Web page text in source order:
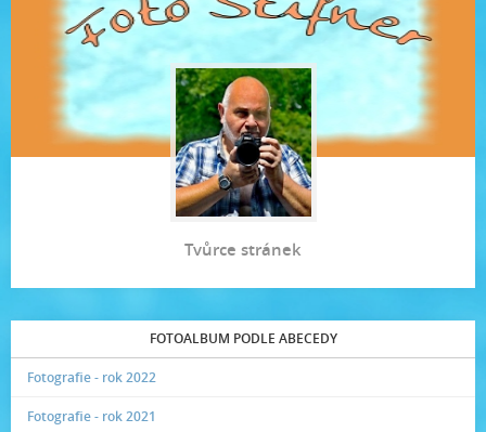
Tvůrce stránek
FOTOALBUM PODLE ABECEDY
Fotografie - rok 2022
Fotografie - rok 2021